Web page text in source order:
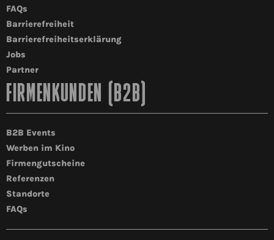
FAQs
Barrierefreiheit
Barrierefreiheitserklärung
Jobs
Partner
FIRMENKUNDEN (B2B)
B2B Events
Werben im Kino
Firmengutscheine
Referenzen
Standorte
FAQs